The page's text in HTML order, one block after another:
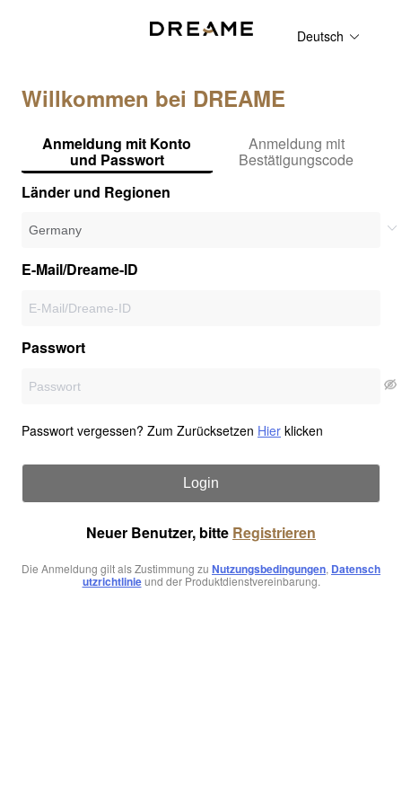
Deutsch
Willkommen bei DREAME
Anmeldung mit Konto
und Passwort
Anmeldung mit
Bestätigungscode
Länder und Regionen
E-Mail/Dreame-ID
Passwort
Passwort vergessen? Zum Zurücksetzen Hier klicken
Login
Neuer Benutzer, bitte Registrieren
Die Anmeldung gilt als Zustimmung zu Nutzungsbedingungen, Datensch
utzrichtlinieund der Produktdienstvereinbarung.